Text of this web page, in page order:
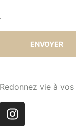
Redonnez vie à